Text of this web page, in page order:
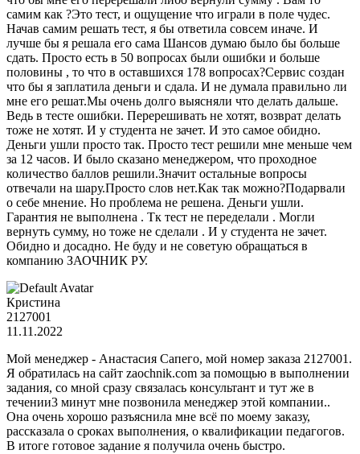
самим как ?Это тест, и ощущение что играли в поле чудес.
Начав самим решать тест, я бы ответила совсем иначе. И
лучше бы я решала его сама Шансов думаю было бы больше
сдать. Просто есть в 50 вопросах были ошибки и больше
половины , то что в оставшихся 178 вопросах?Сервис создан
что бы я заплатила деньги и сдала. И не думала правильно ли
мне его решат.Мы очень долго выясняли что делать дальше.
Ведь в тесте ошибки. Перерешивать не хотят, возврат делать
тоже не хотят. И у студента не зачет. И это самое обидно.
Деньги ушли просто так. Просто тест решили мне меньше чем
за 12 часов. И было сказано менеджером, что проходное
количество баллов решили.Значит остальные вопросы
отвечали на шару.Просто слов нет.Как так можно?Подарвали
о себе мнение. Но проблема не решена. Деньги ушли.
Гарантия не выполнена . Тк тест не переделали . Могли
вернуть сумму, но тоже не сделали . И у студента не зачет.
Обидно и досадно. Не буду и не советую обращаться в
компанию ЗАОЧНИК РУ.
Кристина
2127001
11.11.2022
Мой менеджер - Анастасия Сапего, мой номер заказа 2127001.
Я обратилась на сайт zaochnik.com за помощью в выполнении
задания, со мной сразу связалась консультант и тут же в
течении3 минут мне позвонила менеджер этой компании..
Она очень хорошо разъяснила мне всё по моему заказу,
рассказала о сроках выполнения, о квалификации педагогов.
В итоге готовое задание я получила очень быстро.